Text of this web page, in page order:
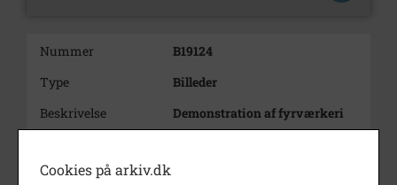
Nummer
B19124
Type
Billeder
Beskrivelse
Demonstration af fyrværkeri
Dateringsnote
Cookies på arkiv.dk